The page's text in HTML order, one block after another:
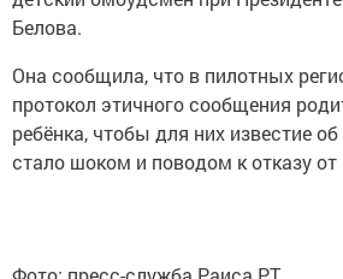
Белова.
Она сообщила, что в пилотных
протокол этичного сообщения
ребёнка, чтобы для них известие
стало шоком и поводом к отказу от